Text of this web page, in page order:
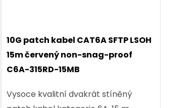
10G patch kabel CAT6A SFTP LSOH
15m červený non-snag-proof
C6A-315RD-15MB
Vysoce kvalitní dvakrát stíněný